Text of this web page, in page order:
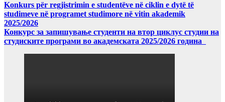
Konkurs për regjistrimin e studentëve në ciklin e dytë të
studimeve në programet studimore në vitin akademik
2025/2026
Конкурс за запишување студенти на втор циклус студии на
студиските програми во академската 2025/2026 година